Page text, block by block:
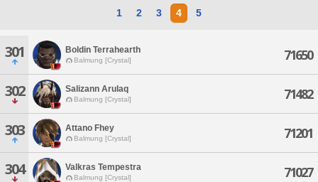
1 2 3 4 5
301 Boldin Terrahearth
Balmung [Crystal] 71650
302 Salizann Arulaq
Balmung [Crystal] 71482
303 Attano Fhey
Balmung [Crystal] 71201
304 Valkras Tempestra
Balmung [Crystal] 71027